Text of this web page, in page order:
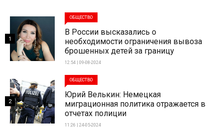
ОБЩЕСТВО
В России высказались о
необходимости ограничения вывоза
брошенных детей за границу
12:54 | 09-08-2024
1
ОБЩЕСТВО
Юрий Велькин: Немецкая
миграционная политика отражается в
отчетах полиции
11:26 | 24-05-2024
2